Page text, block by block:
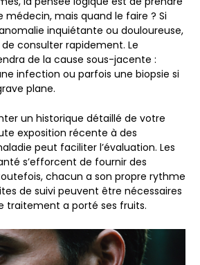
médecin, mais quand le faire ? Si
inquiétante ou douloureuse,
consulter rapidement. Le
de la cause sous-jacente :
infection ou parfois une biopsie si
plane.
un historique détaillé de votre
exposition récente à des
peut faciliter l’évaluation. Les
s’efforcent de fournir des
chacun a son propre rythme
de suivi peuvent être nécessaires
traitement a porté ses fruits.